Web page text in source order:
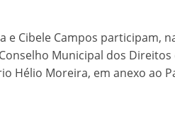
e Cibele Campos participam,
Municipal dos Direitos
Hélio Moreira, em anexo ao